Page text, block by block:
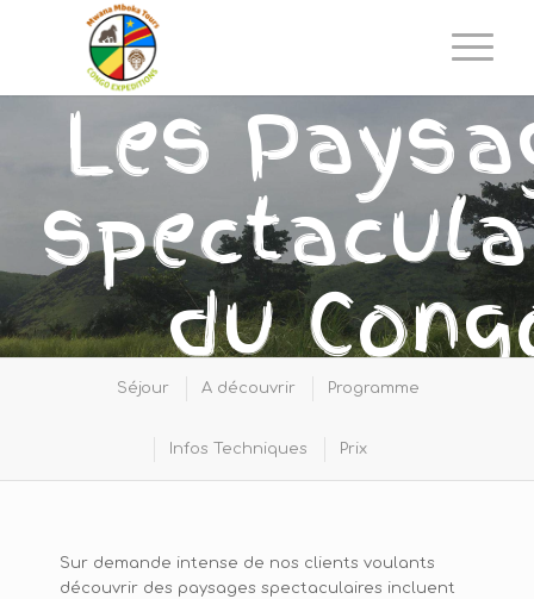
Les
du
central
Séjour A découvrir Programme
Infos Techniques Prix
Sur demande intense de nos clients voulants
découvrir des paysages spectaculaires incluent